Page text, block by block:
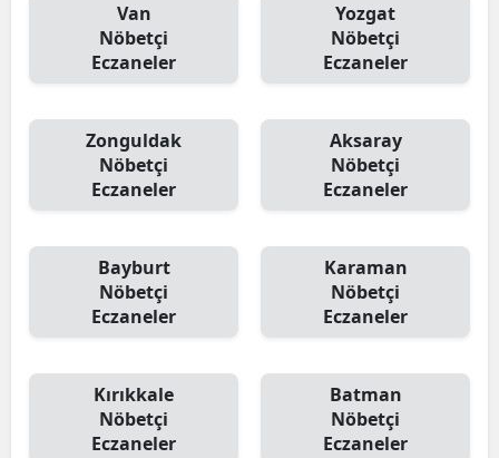
Van
Nöbetçi
Eczaneler
Yozgat
Nöbetçi
Eczaneler
Zonguldak
Nöbetçi
Eczaneler
Aksaray
Nöbetçi
Eczaneler
Bayburt
Nöbetçi
Eczaneler
Karaman
Nöbetçi
Eczaneler
Kırıkkale
Nöbetçi
Eczaneler
Batman
Nöbetçi
Eczaneler